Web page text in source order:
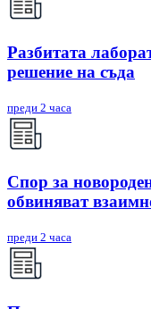
Разбитата
решение на съда
преди 2 часа
Спор за
обвиняват
преди 2 часа